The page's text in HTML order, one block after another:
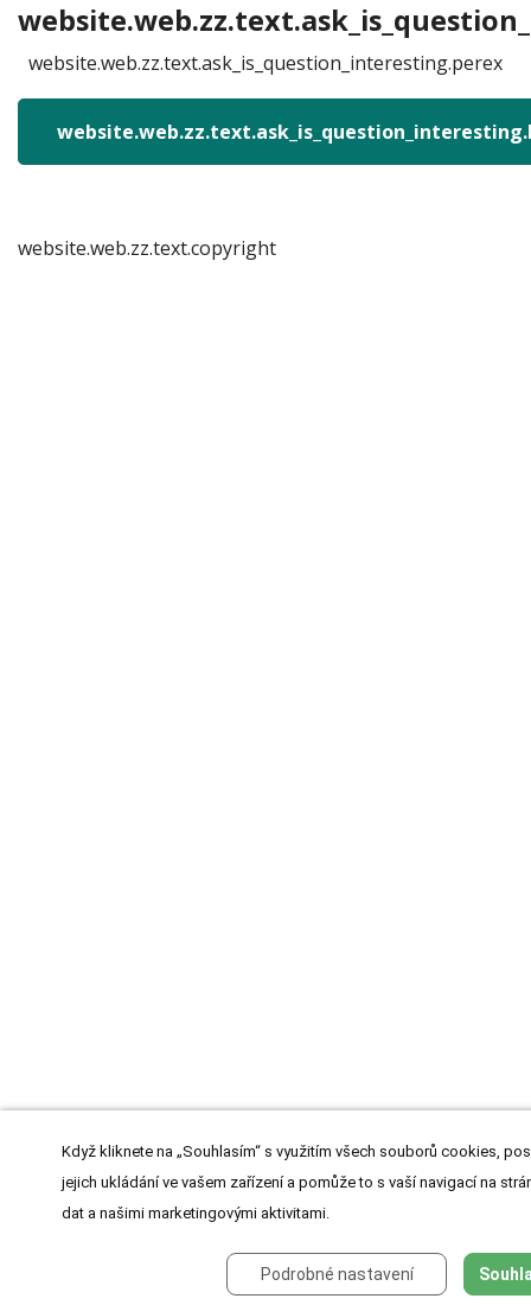
website.web.zz.text.ask_is_question_interesting.perex
website.web.zz.text.copyright
Když kliknete na „Souhlasím“ s využitím všech souborů cookies,
jejich ukládání ve vašem zařízení a pomůže to s vaší navigací na
dat a našimi marketingovými aktivitami.
Podrobné nastavení